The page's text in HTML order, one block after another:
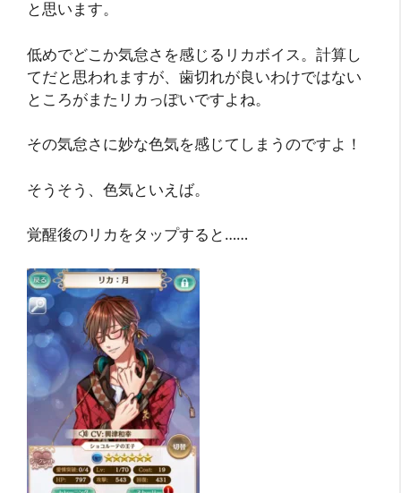
と思います。
低めでどこか気怠さを感じるリカボイス。計算し
てだと思われますが、歯切れが良いわけではない
ところがまたリカっぽいですよね。
その気怠さに妙な色気を感じてしまうのですよ！
そうそう、色気といえば。
覚醒後のリカをタップすると……